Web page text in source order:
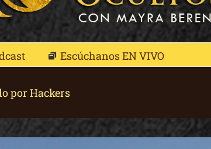
Escúchanos EN VIVO
por Hackers